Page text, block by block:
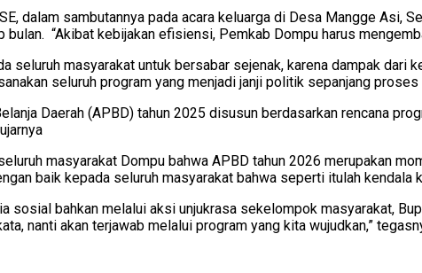
dalam sambutannya pada acara keluarga di Desa Mangge Asi,
bulan. “Akibat kebijakan efisiensi, Pemkab Dompu harus
seluruh masyarakat untuk bersabar sejenak, karena dampak dari
seluruh program yang menjadi janji politik sepanjang
Daerah (APBD) tahun 2025 disusun berdasarkan rencana
masyarakat Dompu bahwa APBD tahun 2026 merupakan
baik kepada seluruh masyarakat bahwa seperti itulah kendala
sosial bahkan melalui aksi unjukrasa sekelompok masyarakat,
nanti akan terjawab melalui program yang kita wujudkan,”